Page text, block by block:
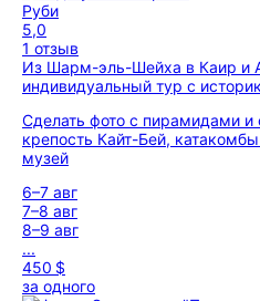
Руби
5,0
1 отзыв
Из Шарм-эль-Шейха в Каир и
индивидуальный тур с
Сделать фото с пирамидами и
крепость Кайт-Бей,
музей
6–7 авг
7–8 авг
8–9 авг
...
450 $
за одного